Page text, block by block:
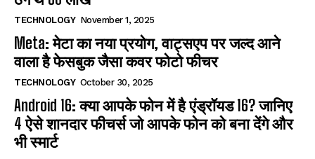
TECHNOLOGY November 1, 2025
Meta: मेटा का नया प्रयोग, वाट्सएप पर जल्द आने
वाला है फेसबुक जैसा कवर फोटो फीचर
TECHNOLOGY October 30, 2025
Android 16: क्या आपके फोन में है एंड्रॉयड 16? जानिए
4 ऐसे शानदार फीचर्स जो आपके फोन को बना देंगे और
भी स्मार्ट